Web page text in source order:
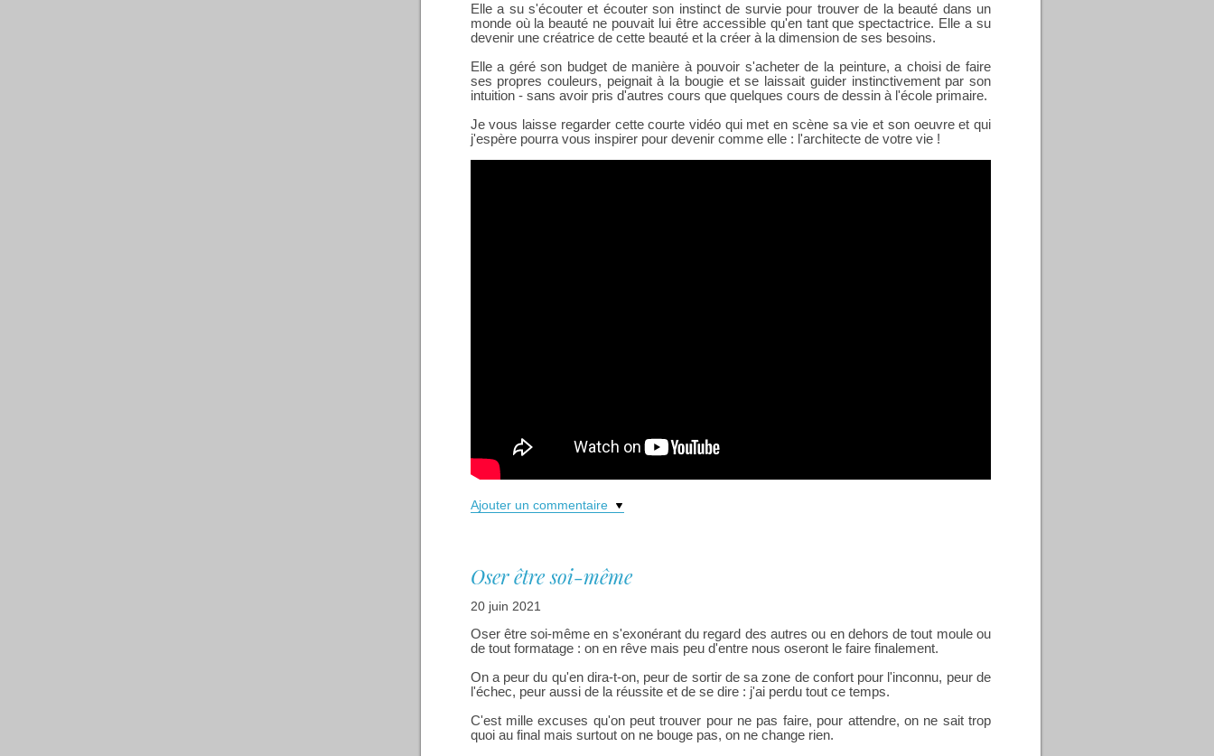
Elle a su s'écouter et écouter son instinct de survie pour trouver de la beauté dans un
monde où la beauté ne pouvait lui être accessible qu'en tant que spectactrice. Elle a su
devenir une créatrice de cette beauté et la créer à la dimension de ses besoins.
Elle a géré son budget de manière à pouvoir s'acheter de la peinture, a choisi de faire
ses propres couleurs, peignait à la bougie et se laissait guider instinctivement par son
intuition - sans avoir pris d'autres cours que quelques cours de dessin à l'école primaire.
Je vous laisse regarder cette courte vidéo qui met en scène sa vie et son oeuvre et qui
j'espère pourra vous inspirer pour devenir comme elle : l'architecte de votre vie !
Ajouter un commentaire
Oser être soi-même
20 juin 2021
Oser être soi-même en s'exonérant du regard des autres ou en dehors de tout moule ou
de tout formatage : on en rêve mais peu d'entre nous oseront le faire finalement.
On a peur du qu'en dira-t-on, peur de sortir de sa zone de confort pour l'inconnu, peur de
l'échec, peur aussi de la réussite et de se dire : j'ai perdu tout ce temps.
C'est mille excuses qu'on peut trouver pour ne pas faire, pour attendre, on ne sait trop
quoi au final mais surtout on ne bouge pas, on ne change rien.